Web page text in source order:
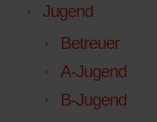
Jugend
Betreuer
A-Jugend
B-Jugend